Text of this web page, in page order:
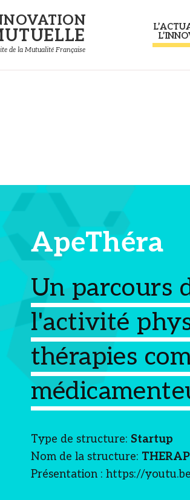
de la Mutualité Française
ApeThéra
Un parcours
l'activité
thérapies
Type de structure: Startup
Nom de la structure:
Présentation : https://